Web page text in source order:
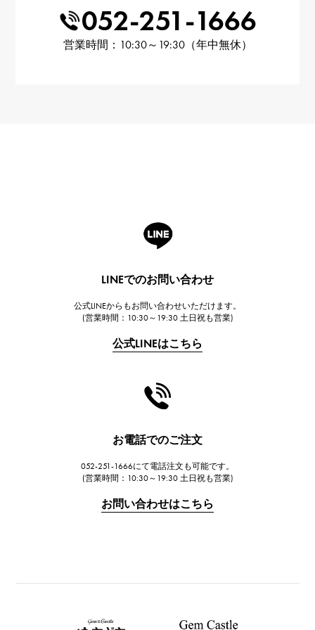
052-251-1666
営業時間：10:30～19:30（年中無休）
LINEでのお問い合わせ
公式LINEからもお問い合わせいただけます。
(営業時間：10:30～19:30 土日祝も営業)
公式LINEはこちら
お電話でのご注文
052-251-1666にて電話注文も可能です。
(営業時間：10:30～19:30 土日祝も営業)
お問い合わせはこちら